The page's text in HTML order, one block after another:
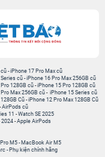
-iPhone 17 Pro Max cũ
cũ- iPhone 16 Pro Max 256GB cũ
128GB cũ-iPhone 15 Pro 128GB cũ
Max 256GB cũ- iPhone 15 Series cũ
Cũ-iPhone 12 Pro Max 128GB Cũ
AirPods cũ
11 -Watch SE 2025
2024-Apple AirPods
M5- MacBook Air M5
- Phụ kiện chính hãng